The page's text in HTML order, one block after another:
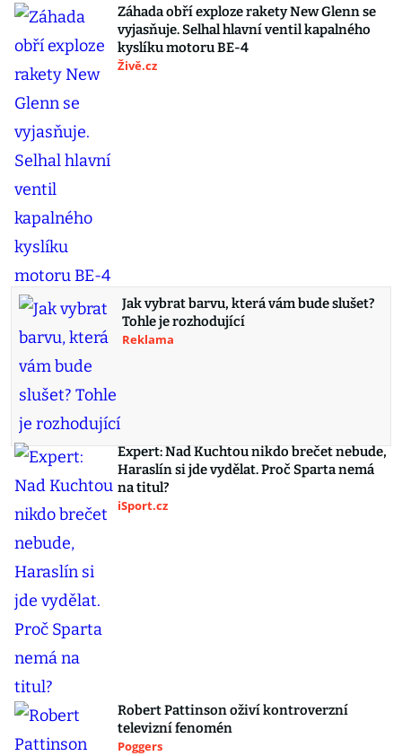
Záhada obří exploze rakety New Glenn se
vyjasňuje. Selhal hlavní ventil kapalného
kyslíku motoru BE-4
Živě.cz
Jak vybrat barvu, která vám bude slušet?
Tohle je rozhodující
Reklama
Expert: Nad Kuchtou nikdo brečet nebude,
Haraslín si jde vydělat. Proč Sparta nemá
na titul?
iSport.cz
Robert Pattinson oživí kontroverzní
televizní fenomén
Poggers